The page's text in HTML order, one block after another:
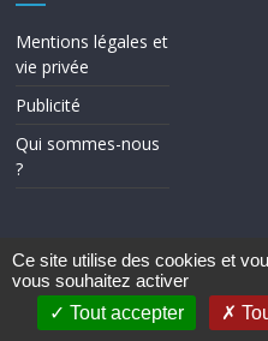
Mentions légales et
vie privée
Publicité
Qui sommes-nous
?
Copyright © 2026
Theme ColorMag par
Ce site utilise des cookies et
vous souhaitez activer
Tout accepter